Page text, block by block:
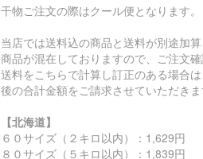
干物ご注文の際はクール便となります。
当店では送料込の商品と送料が別途加
商品が混在しておりますので、ご注文確
送料をこちらで計算し訂正のある場合
後の合計金額をご請求させていただきま
【北海道】
６０サイズ（２キロ以内）：1,629円
８０サイズ（５キロ以内）：1,839円